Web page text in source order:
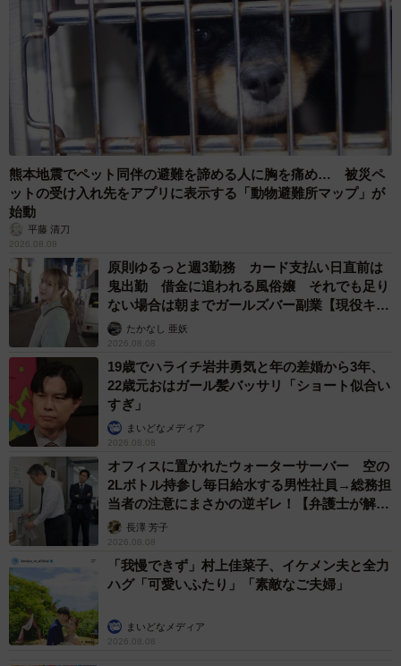
7/10
街角ではこういう灰皿をよく見かけます③
イギリスでは肥満も社会問題に
在英の日本人にこうした喫煙事情について話を聞くと、
「イギリスは今、喫煙による健康被害よりもむしろ肥満の
方が社会問題として関心を持たれているかもしれない」と
のこと。イギリスは子供の肥満率が世界的に見ても高く、
11歳から15歳のおよそ3人に1人が肥満または肥満傾向にあ
るという。確かに、街を歩いていてそんな雰囲気を感じな
くもなかった。
政府は2016年に子供の肥満に対する行動計画を公表するな
ど、健康増進のための様々な対策を打ち出しているのだと
か。どこの国も、いろいろ大変だ！
熊本地震でペット同伴の避難を諦める人に胸を痛め… 被災ペ
ットの受け入れ先をアプリに表示する「動物避難所マップ」が
始動
平藤 清刀
2026.08.08
原則ゆるっと週3勤務 カード支払い日直前は
鬼出勤 借金に追われる風俗嬢 それでも足り
ない場合は朝までガールズバー副業【現役キャ
ストに取材】
たかなし 亜妖
2026.08.08
19歳でハライチ岩井勇気と年の差婚から3年、
22歳元おはガール髪バッサリ「ショート似合い
すぎ」
まいどなメディア
2026.08.08
オフィスに置かれたウォーターサーバー 空の
2Lボトル持参し毎日給水する男性社員→総務担
当者の注意にまさかの逆ギレ！【弁護士が解
説】長澤 芳子
2026.08.08
「我慢できず」村上佳菜子、イケメン夫と全力
ハグ「可愛いふたり」「素敵なご夫婦」
まいどなメディア
2026.08.08